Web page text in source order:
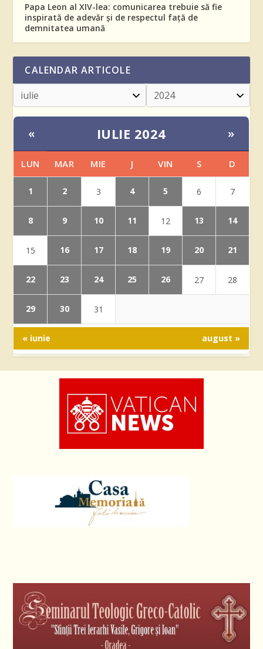
Papa Leon al XIV-lea: comunicarea trebuie să fie
inspirată de adevăr și de respectul față de
demnitatea umană
CALENDAR ARTICOLE
« IULIE 2024 »
LUN MAR MIE J VIN S D
1 2 3 4 5 6 7
8 9 10 11 12 13 14
15 16 17 18 19 20 21
22 23 24 25 26 27 28
29 30 31
« iunie august »